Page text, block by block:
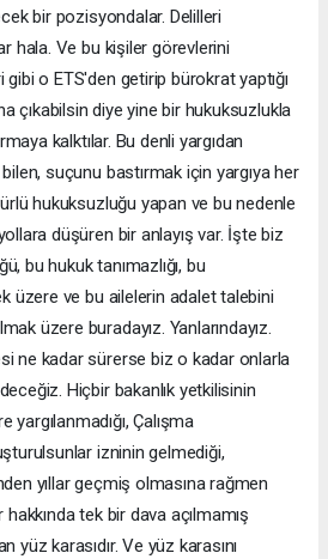
bir pozisyondalar. Delilleri
hala. Ve bu kişiler görevlerini
o ETS'den getirip bürokrat yaptığı
çıkabilsin diye yine bir hukuksuzlukla
kalktılar. Bu denli yargıdan
suçunu bastırmak için yargıya her
hukuksuzluğu yapan ve bu nedenle
düşüren bir anlayış var. İşte biz
bu hukuk tanımazlığı, bu
üzere ve bu ailelerin adalet talebini
üzere buradayız. Yanlarındayız.
ne kadar sürerse biz o kadar onlarla
Hiçbir bakanlık yetkilisinin
Çalışma
izninin gelmediği,
yıllar geçmiş olmasına rağmen
tek bir dava açılmamış
yüz karasıdır. Ve yüz karasını